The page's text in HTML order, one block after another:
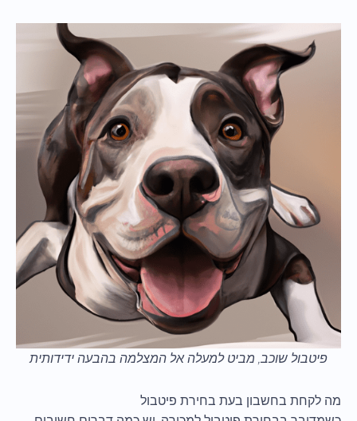
פיטבול שוכב, מביט למעלה אל המצלמה בהבעה ידידותית
מה לקחת בחשבון בעת בחירת פיטבול